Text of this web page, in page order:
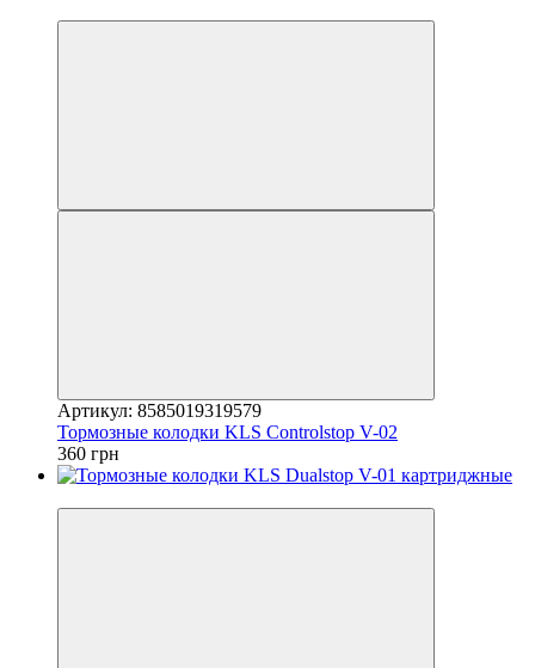
Артикул: 8585019319579
Тормозные колодки KLS Controlstop V-02
360 грн